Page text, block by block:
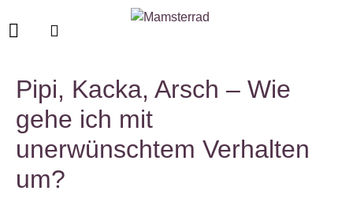
Pipi, Kacka, Arsch – Wie
gehe ich mit
unerwünschtem Verhalten
um?